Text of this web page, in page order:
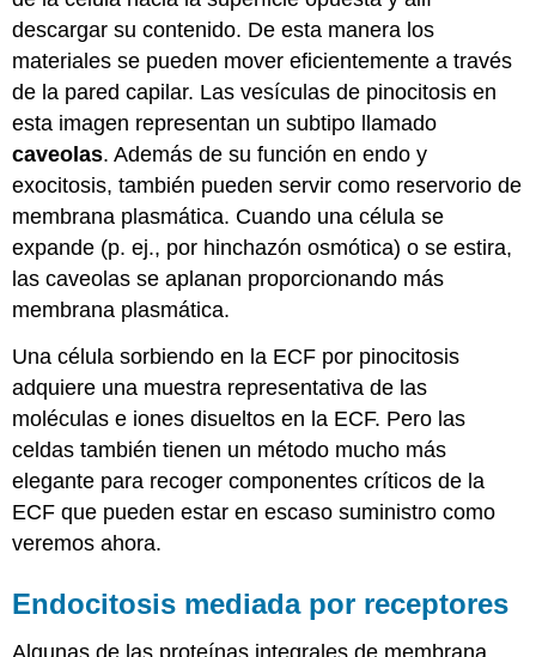
descargar su contenido. De esta manera los
materiales se pueden mover eficientemente a través
de la pared capilar. Las vesículas de pinocitosis en
esta imagen representan un subtipo llamado
caveolas. Además de su función en endo y
exocitosis, también pueden servir como reservorio de
membrana plasmática. Cuando una célula se
expande (p. ej., por hinchazón osmótica) o se estira,
las caveolas se aplanan proporcionando más
membrana plasmática.
Una célula sorbiendo en la ECF por pinocitosis
adquiere una muestra representativa de las
moléculas e iones disueltos en la ECF. Pero las
celdas también tienen un método mucho más
elegante para recoger componentes críticos de la
ECF que pueden estar en escaso suministro como
veremos ahora.
Endocitosis mediada por receptores
Algunas de las proteínas integrales de membrana